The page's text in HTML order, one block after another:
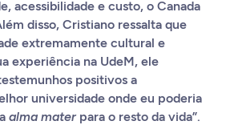
acessibilidade e custo, o Canada
disso, Cristiano ressalta que
extremamente cultural e
experiência na UdeM, ele
positivos a
universidade onde eu poderia
alma materpara o resto da vida”.